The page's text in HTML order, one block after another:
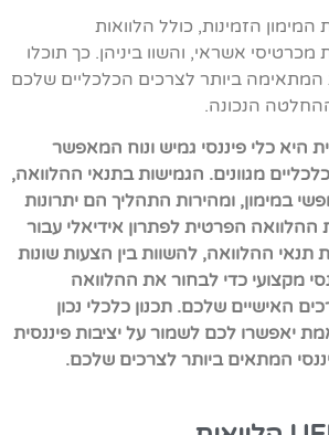
הזמינות, כולל הלוואות
מכרטיסי אשראי, והשוו ביניהן. כך תוכלו
ביותר לצרכים הכלכליים שלכם
הנכונה.
היא כלי פיננסי גמיש ונוח המאפשר
מגוונים. הגמישות בתנאי ההלוואה,
במימון, ומהירות התהליך הם יתרונות
הפרטית לפתרון אידיאלי עבור
ההלוואה, להשוות בין הצעות שונות
מקצועי כדי לבחור את ההלוואה
האישיים שלכם. תכנון כלכלי נכון
יאפשרו לכם לשמור על יציבות פיננסית
המתאים ביותר לצרכים שלכם.